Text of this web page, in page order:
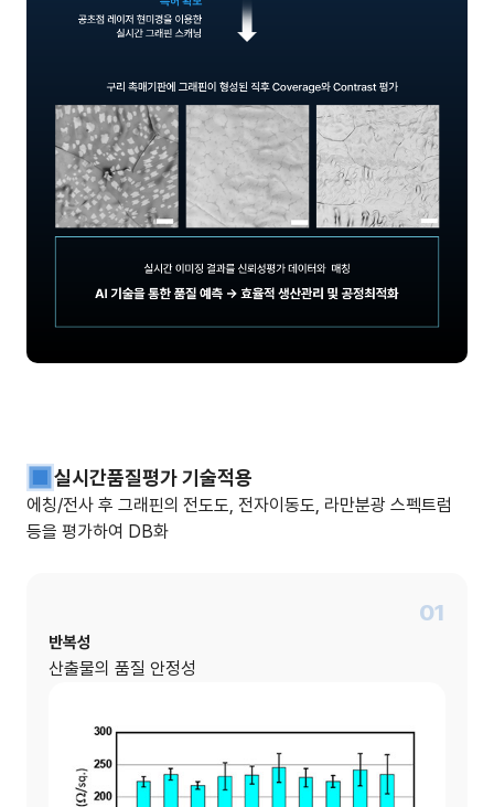
실시간품질평가 기술적용
에칭/전사 후 그래핀의 전도도, 전자이동도, 라만분광 스펙트럼
등을 평가하여 DB화
01
반복성
산출물의 품질 안정성